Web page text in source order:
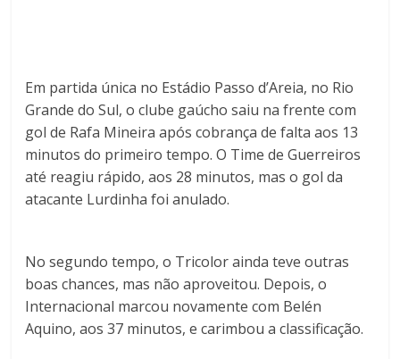
Em partida única no Estádio Passo d’Areia, no Rio
Grande do Sul, o clube gaúcho saiu na frente com
gol de Rafa Mineira após cobrança de falta aos 13
minutos do primeiro tempo. O Time de Guerreiros
até reagiu rápido, aos 28 minutos, mas o gol da
atacante Lurdinha foi anulado.
No segundo tempo, o Tricolor ainda teve outras
boas chances, mas não aproveitou. Depois, o
Internacional marcou novamente com Belén
Aquino, aos 37 minutos, e carimbou a classificação.